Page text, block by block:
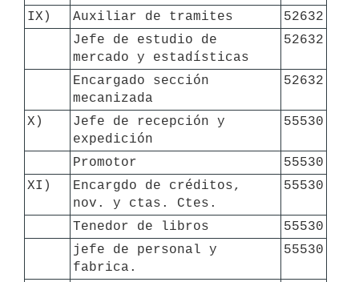
IX)
Auxiliar de tramites
52632
Jefe de estudio de
mercado y estadísticas
52632
Encargado sección
mecanizada
52632
X)
Jefe de recepción y
expedición
55530
Promotor
55530
XI)
Encargdo de créditos,
nov. y ctas. Ctes.
55530
Tenedor de libros
55530
jefe de personal y
fabrica.
55530